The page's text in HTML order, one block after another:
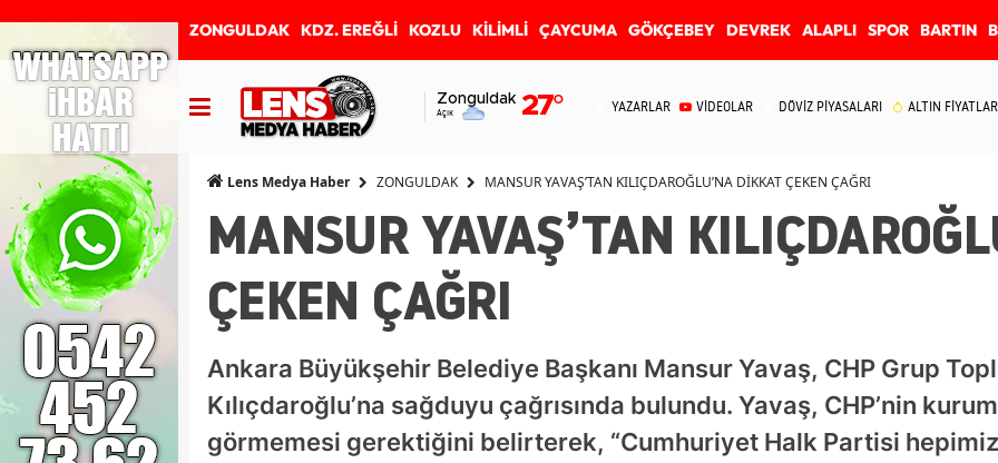
ZONGULDAK KDZ. EREĞLİ KOZLU KİLİMLİ ÇAYCUMA GÖKÇEBEY DEVREK ALAPLI SPOR BARTIN
Zonguldak
Açık 27° YAZARLAR VİDEOLAR DÖVİZ PİYASALARI ALTIN
Lens Medya Haber ZONGULDAK MANSUR YAVAŞ’TAN KILIÇDAROĞLU’NA DİKKAT ÇEKEN ÇAĞRI
MANSUR YAVAŞ’TAN
ÇEKEN ÇAĞRI
Ankara Büyükşehir Belediye Başkanı Mansur Yavaş, CHP Grup
Kılıçdaroğlu’na sağduyu çağrısında bulundu. Yavaş, CHP’nin
görmemesi gerektiğini belirterek, “Cumhuriyet Halk Partisi